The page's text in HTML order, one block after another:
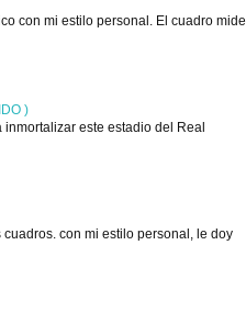
con mi estilo personal. El cuadro mide
)
este estadio del Real
con mi estilo personal, le doy